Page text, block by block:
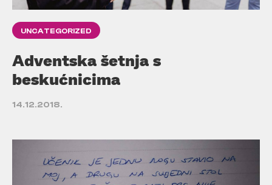
UNCATEGORIZED
Adventska šetnja s
beskućnicima
14.12.2018.